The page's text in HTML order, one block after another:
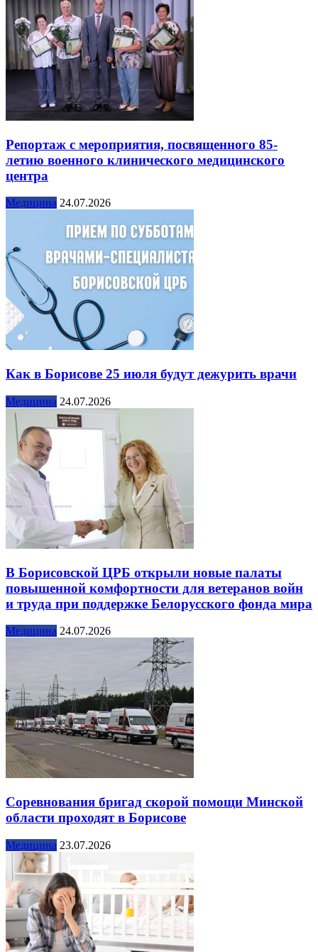
Репортаж с мероприятия, посвященного 85-
летию военного клинического медицинского
центра
Медицина 24.07.2026
Как в Борисове 25 июля будут дежурить врачи
Медицина 24.07.2026
В Борисовской ЦРБ открыли новые палаты
повышенной комфортности для ветеранов войн
и труда при поддержке Белорусского фонда мира
Медицина 24.07.2026
Соревнования бригад скорой помощи Минской
области проходят в Борисове
Медицина 23.07.2026